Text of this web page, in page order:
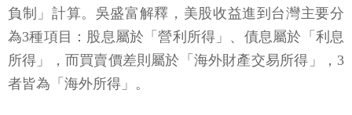
負制」計算。吳盛富解釋，美股收益進到台灣主要分
為3種項目：股息屬於「營利所得」、債息屬於「利息
所得」，而買賣價差則屬於「海外財產交易所得」，3
者皆為「海外所得」。